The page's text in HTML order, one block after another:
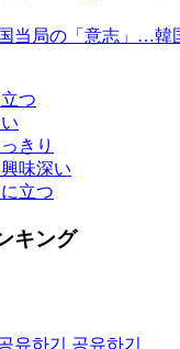
当局の「意志」…韓
つ
きり
興味深い
立つ
キング
유하기 공유하기